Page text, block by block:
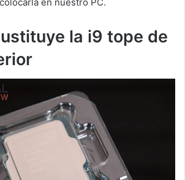
la i9 tope de